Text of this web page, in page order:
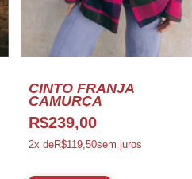
CINTO FRANJA
CAMURÇA
R$239,00
2x deR$119,50sem juros